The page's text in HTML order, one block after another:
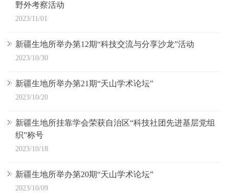
野外考察活动
2023/11/01
新疆生地所举办第12期“科技交流与分享沙龙”活动
2023/10/30
新疆生地所举办第21期“天山学术论坛”
2023/10/20
新疆生地所挂靠学会荣获自治区“科技社团先进基层党组
织”称号
2023/10/18
新疆生地所举办第20期“天山学术论坛”
2023/10/09